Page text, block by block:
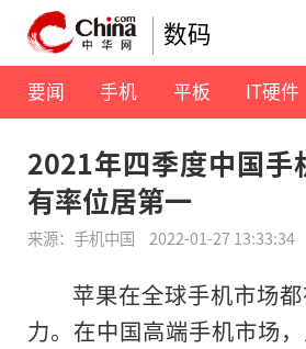
数码
要闻 手机 平板 IT硬件
2021年四季度中国手
有率位居第一
来源：手机中国 2022-01-27 13:33:34
苹果在全球手机市场
力。在中国高端手机市场